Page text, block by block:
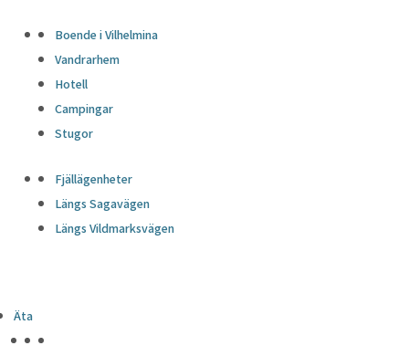
Boende i Vilhelmina
Vandrarhem
Hotell
Campingar
Stugor
Fjällägenheter
Längs Sagavägen
Längs Vildmarksvägen
Äta